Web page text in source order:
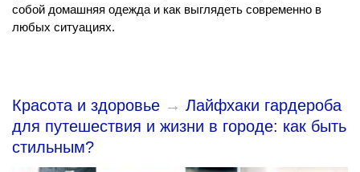
собой домашняя одежда и как выглядеть современно в
любых ситуациях.
Красота и здоровье → Лайфхаки гардероба
для путешествия и жизни в городе: как быть
стильным?